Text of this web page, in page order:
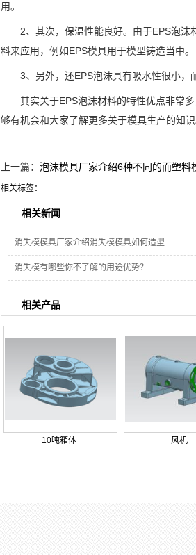
用。
2、其次，保温性能良好。由于EPS泡沫
料来应用，例如EPS模具用于模型铸造当中。
3、另外，还EPS泡沫具有吸水性很小，
其实关于EPS泡沫材料的特性优点非常多
够有机会和大家了解更多关于模具生产的知识
上一篇： 泡沫模具厂家介绍6种不同的而塑料
相关标签：
相关新闻
消失模模具厂家介绍消失模模具如何造型
消失模有哪些你不了解的用途优势？
相关产品
10吨箱体 风机